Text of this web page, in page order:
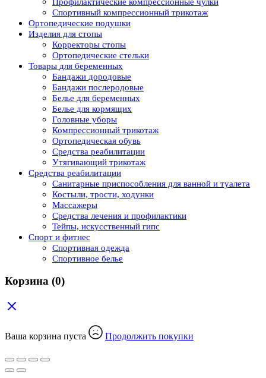
Спортивный компрессионный трикотаж
Ортопедические подушки
Изделия для стопы
Корректоры стопы
Ортопедические стельки
Товары для беременных
Бандажи дородовые
Бандажи послеродовые
Белье для беременных
Белье для кормящих
Головные уборы
Компрессионный трикотаж
Ортопедическая обувь
Средства реабилитации
Утягивающий трикотаж
Средства реабилитации
Cанитарные приспособления для ванной и туалета
Костыли, трости, ходунки
Массажеры
Средства лечения и профилактики
Тейпы, искусственный гипс
Спорт и фитнес
Спортивная одежда
Спортивное белье
Корзина (0)
Ваша корзина пуста Продолжить покупки